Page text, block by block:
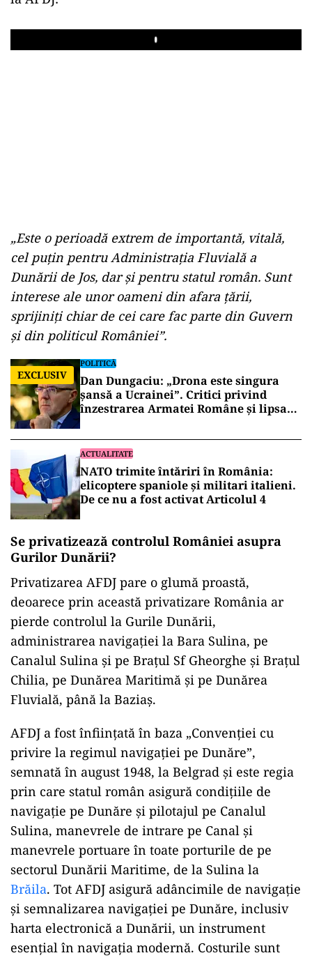
Play
„Este o perioadă extrem de importantă, vitală,
cel puțin pentru Administrația Fluvială a
Dunării de Jos, dar și pentru statul român. Sunt
interese ale unor oameni din afara țării,
sprijiniți chiar de cei care fac parte din Guvern
și din politicul României”.
EXCLUSIV
POLITICĂ
Dan Dungaciu: „Drona este singura
șansă a Ucrainei”. Critici privind
înzestrarea Armatei Române și lipsa
Constanța
ACTUALITATE
NATO trimite întăriri în România:
elicoptere spaniole și militari italieni.
De ce nu a fost activat Articolul 4
Se privatizează controlul României asupra
Gurilor Dunării?
Privatizarea AFDJ pare o glumă proastă,
deoarece prin această privatizare România ar
pierde controlul la Gurile Dunării,
administrarea navigației la Bara Sulina, pe
Canalul Sulina și pe Brațul Sf Gheorghe și Brațul
Chilia, pe Dunărea Maritimă și pe Dunărea
Fluvială, până la Baziaș.
AFDJ a fost înființată în baza „Convenţiei cu
privire la regimul navigaţiei pe Dunăre”,
semnată în august 1948, la Belgrad și este regia
prin care statul român asigură condițiile de
navigație pe Dunăre și pilotajul pe Canalul
Sulina, manevrele de intrare pe Canal și
manevrele portuare în toate porturile de pe
sectorul Dunării Maritime, de la Sulina la
Brăila. Tot AFDJ asigură adâncimile de navigație
și semnalizarea navigației pe Dunăre, inclusiv
harta electronică a Dunării, un instrument
esențial în navigația modernă. Costurile sunt